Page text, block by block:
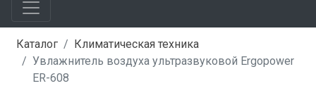
Каталог
Климатическая техника
Увлажнитель воздуха ультразвуковой Ergopower
ER-608